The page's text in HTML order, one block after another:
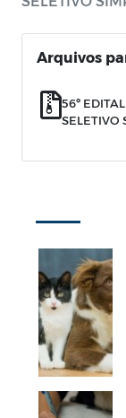
Arquivos
56º
SELETIVO